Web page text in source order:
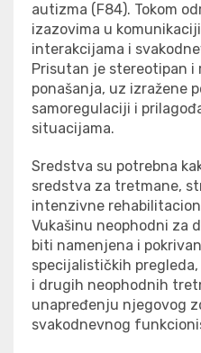
autizma (F84). Tokom
izazovima u
interakcijama i
Prisutan je stereotipan i
ponašanja, uz izražene
samoregulaciji i
situacijama.
Sredstva su potrebna
sredstva za tretmane,
intenzivne
Vukašinu neophodni za
biti namenjena i
specijalističkih
i drugih neophodnih
unapređenju njegovog
svakodnevnog